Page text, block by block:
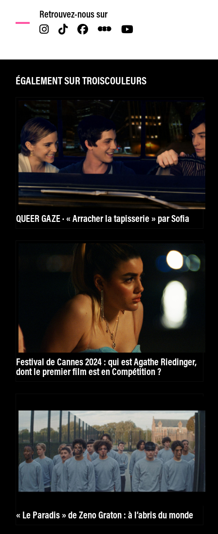
Retrouvez-nous sur
ÉGALEMENT SUR TROISCOULEURS
QUEER GAZE · « Arracher la tapisserie » par Sofia
Festival de Cannes 2024 : qui est Agathe Riedinger,
dont le premier film est en Compétition ?
« Le Paradis » de Zeno Graton : à l’abris du monde